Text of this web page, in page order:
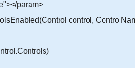
param>
control,